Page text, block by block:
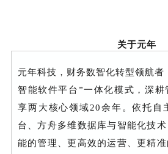
关于元年
元年科技，财务数智化转型领航者
智能软件平台”一体化模式，深
享两大核心领域20余年。依托自
台、方舟多维数据库与智能化技
能的管理、更高效的运营、更精